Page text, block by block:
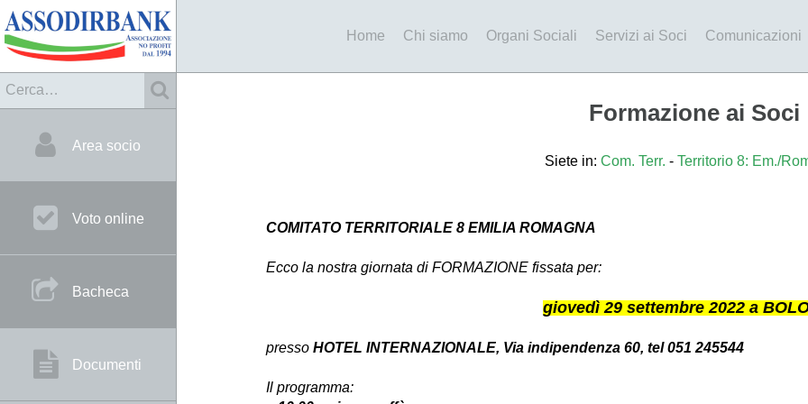
Home Chi siamo Organi Sociali Servizi ai Soci Comunicazioni
Area socio
Voto online
Bacheca
Documenti
Formazione ai Soci
Siete in: Com. Terr. - Territorio 8: Em./
COMITATO TERRITORIALE 8 EMILIA ROMAGNA
Ecco la nostra giornata di FORMAZIONE fissata per:
giovedì 29 settembre 2022 a
presso HOTEL INTERNAZIONALE, Via indipendenza 60, tel 051 245544
Il programma: